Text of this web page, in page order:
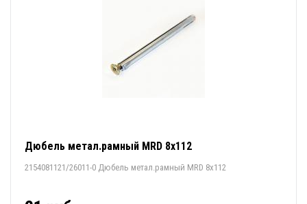
Дюбель метал.рамный MRD 8х112
2154081121/26011-0 Дюбель метал.рамный MRD 8х112